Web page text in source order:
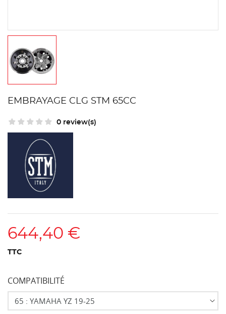
EMBRAYAGE CLG STM 65CC
0 review(s)
644,40 €
TTC
COMPATIBILITÉ